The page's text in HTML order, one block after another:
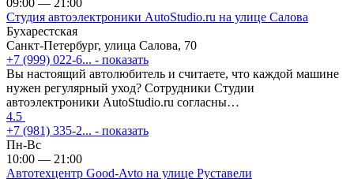
Студия автоэлектроники AutoStudio.ru на улице Салова
Бухарестская
Санкт-Петербург, улица Салова, 70
+7 (999) 022-6... - показать
Вы настоящий автолюбитель и считаете, что каждой машине
нужен регулярный уход? Сотрудники Студии
автоэлектроники AutoStudio.ru согласны…
4.5
+7 (981) 335-2... - показать
Пн-Вс
10:00 — 21:00
Автотехцентр Good-Avto на улице Руставели